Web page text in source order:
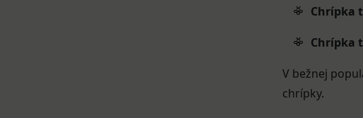
Chrípka
Chrípka
V bežnej
chrípky.